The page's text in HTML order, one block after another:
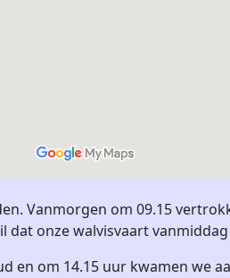
Vanmorgen om 09.15
dat onze walvisvaart
en om 14.15 uur kwamen we